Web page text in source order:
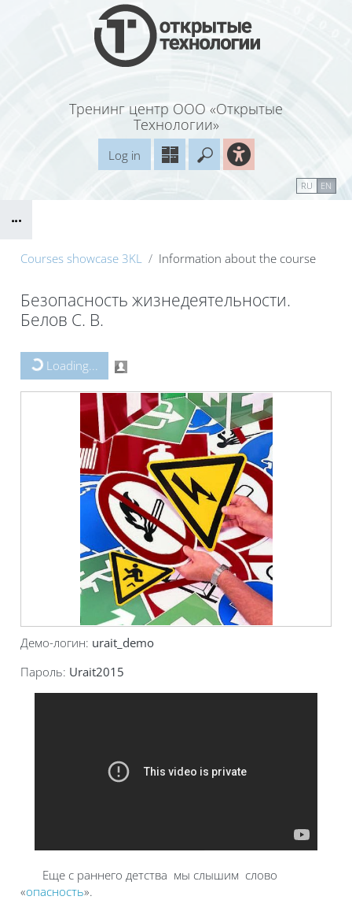
Skip to main content
Тренинг центр ООО «Открытые
Технологии»
Enter your search query
Log in
RU EN
Courses showcase 3KL Information about the course
Безопасность жизнедеятельности.
Белов С. В.
Blocks
Loading...
Демо-логин: urait_demo
Пароль: Urait2015
Еще с раннего детства мы слышим слово
«опасность».